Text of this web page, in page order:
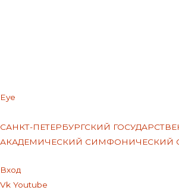
Eye
САНКТ-ПЕТЕРБУРГСКИЙ
АКАДЕМИЧЕСКИЙ СИМФОНИЧЕСКИЙ
Вход
Vk Youtube